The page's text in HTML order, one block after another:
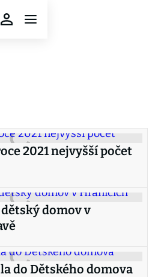
2021 nejvyšší počet
domov v
do Dětského domova